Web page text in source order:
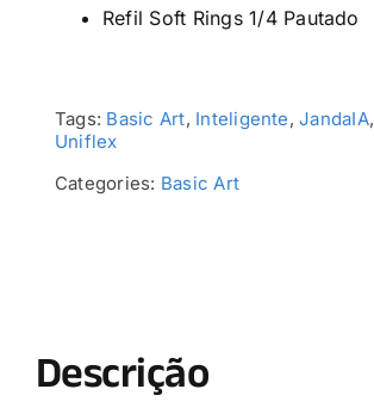
Refil Soft Rings 1/4 Pautado
Tags: Basic Art, Inteligente,JandaIA,
Uniflex
Categories: Basic Art
Descrição